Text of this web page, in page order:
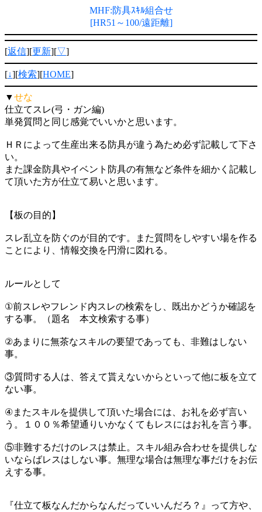
MHF:防具ｽｷﾙ組合せ
[HR51～100/遠距離]
[返信][更新][▽]
[↓][検索][HOME]
▼せな
仕立てスレ(弓・ガン編)
単発質問と同じ感覚でいいかと思います。
ＨＲによって生産出来る防具が違う為ため必ず記載して下さ
い。
また課金防具やイベント防具の有無など条件を細かく記載し
て頂いた方が仕立て易いと思います。
【板の目的】
スレ乱立を防ぐのが目的です。また質問をしやすい場を作る
ことにより、情報交換を円滑に図れる。
ルールとして
①前スレやフレンド内スレの検索をし、既出かどうか確認を
する事。（題名 本文検索する事）
②あまりに無茶なスキルの要望であっても、非難はしない
事。
③質問する人は、答えて貰えないからといって他に板を立て
ない事。
④またスキルを提供して頂いた場合には、お礼を必ず言い
う。１００％希望通りいかなくてもレスにはお礼を言う事。
⑤非難するだけのレスは禁止。スキル組み合わせを提供しな
いならばレスはしない事。無理な場合は無理な事だけをお伝
えする事。
『仕立て板なんだからなんだっていいんだろ？』って方や、